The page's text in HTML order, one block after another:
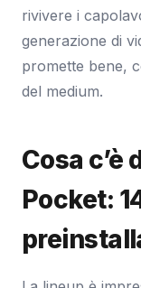
rivivere i
generazione di
promette bene,
del medium.
Cosa c’è
Pocket: